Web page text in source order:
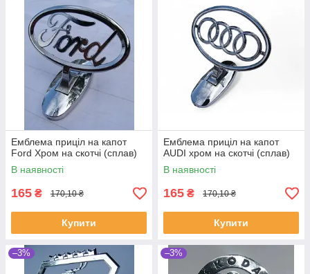
Емблема приціл на капот
Ford Хром на скотчі (сплав)
В наявності
165 ₴ 170,10 ₴
Купити
Емблема приціл на капот
AUDI хром на скотчі (сплав)
В наявності
165 ₴ 170,10 ₴
Купити
–3% –3%